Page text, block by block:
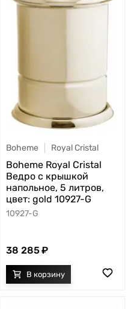
Boheme Royal Cristal
Boheme Royal Cristal
Ведро с крышкой
напольное, 5 литров,
цвет: gold 10927-G
10927-G
38 285